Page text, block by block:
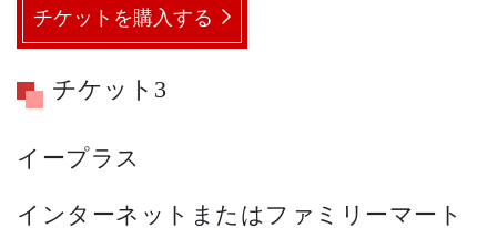
チケットを購入する
チケット3
イープラス
インターネットまたはファミリーマート